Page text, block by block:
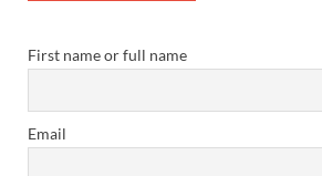
First name or full name
Email